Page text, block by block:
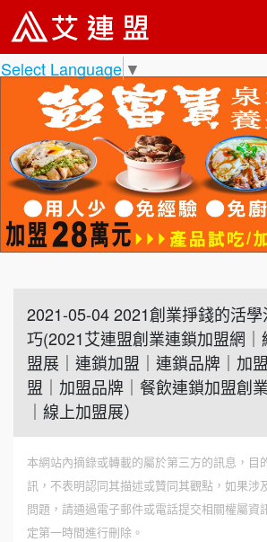
Select Language ▼
2021-05-04 2021創業掙錢的活
巧(2021艾連盟創業連鎖加盟網
盟展｜連鎖加盟｜連鎖品牌｜加
盟｜加盟品牌｜餐飲連鎖加盟創
｜線上加盟展）
本網站內摘錄或轉載的屬於第三方的訊息，目
訊，不表明認同其描述或贊同其觀點，如果涉
問題，請通過電子郵件或電話提交相關權屬資
定第一時間進行刪除。